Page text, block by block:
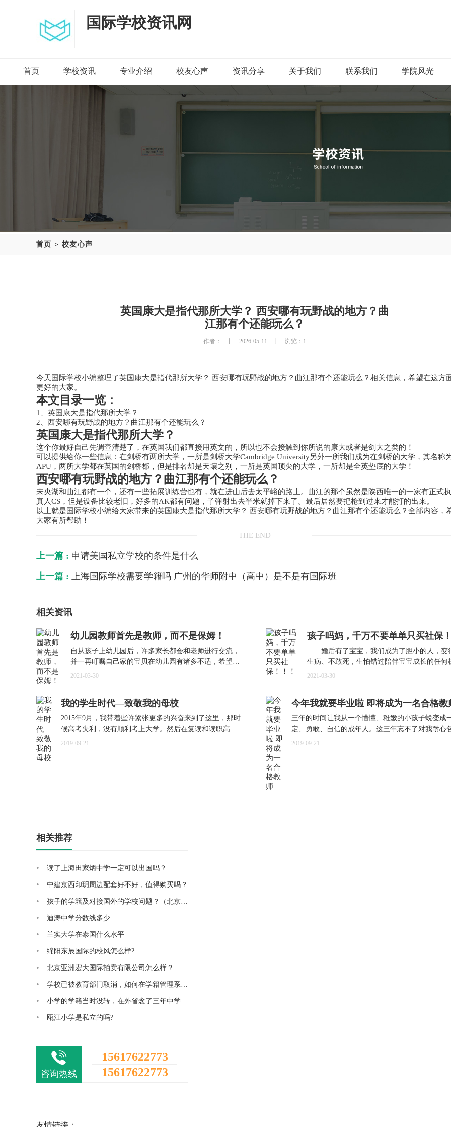
国际学校资讯网
首页 学校资讯 专业介绍 校友心声 资讯分享 关于我们 联系我们 学院风光
首页 >校友心声
英国康大是指代那所大学？ 西安哪有玩野战的地方？曲
江那有个还能玩么？
作者： 2026-05-11 浏览： 1
今天国际学校小编整理了英国康大是指代那所大学？ 西安哪有玩野战的地方？曲江那有个还能玩么？相关信息，希望在这方
更好的大家。
本文目录一览：
1、英国康大是指代那所大学？
2、西安哪有玩野战的地方？曲江那有个还能玩么？
英国康大是指代那所大学？
这个你最好自己先调查清楚了，在英国我们都直接用英文的，所以也不会接触到你所说的康大或者是剑大之类的！
可以提供给你一些信息：在剑桥有两所大学，一所是剑桥大学Cambridge University另外一所我们成为在剑桥的大学，其名称
APU，两所大学都在英国的剑桥郡，但是排名却是天壤之别，一所是英国顶尖的大学，一所却是全英垫底的大学！
西安哪有玩野战的地方？曲江那有个还能玩么？
未央湖和曲江都有一个，还有一些拓展训练营也有，就在进山后去太平峪的路上。曲江的那个虽然是陕西唯一的一家有正式
真人CS，但是设备比较老旧，好多的AK都有问题，子弹射出去半米就掉下来了。最后居然要把枪到过来才能打的出来。
以上就是国际学校小编给大家带来的英国康大是指代那所大学？ 西安哪有玩野战的地方？曲江那有个还能玩么？全部内容，
大家有所帮助！
THE END
上一篇 : 申请美国私立学校的条件是什么
上一篇 : 上海国际学校需要学籍吗 广州的华师附中（高中）是不是有国际班
相关资讯
幼儿园教师首先是教师，而不是保姆！
自从孩子上幼儿园后，许多家长都会和老师进行交流，
并一再叮嘱自己家的宝贝在幼儿园有诸多不适，希望老
师对宝贝多关照一些...
2021-03-30
孩子吗妈，千万不要单单只买社保
婚后有了宝宝，我们成为了胆小的人，变
生病、不敢死，生怕错过陪伴宝宝成长的任何
2021-03-30
我的学生时代—致敬我的母校
2015年9月，我带着些许紧张更多的兴奋来到了这里，那时
候高考失利，没有顺利考上大学。然后在复读和读职高中
痛苦的挣扎和纠结，最后有缘来到了四川师范大学幼师学
2019-09-21
今年我就要毕业啦 即将成为一名合格教
三年的时间让我从一个懵懂、稚嫩的小孩子蜕变成
定、勇敢、自信的成年人。这三年忘不了对我耐心
老师、和我一起学习共同成长的同学们、互相照顾
2019-09-21
相关推荐
读了上海田家炳中学一定可以出国吗？
中建京西印玥周边配套好不好，值得购买吗？
孩子的学籍及对接国外的学校问题？（北京有没有好的国际高中，哪家教学好管理严格？）
迪涛中学分数线多少
兰实大学在泰国什么水平
绵阳东辰国际的校风怎么样?
北京亚洲宏大国际拍卖有限公司怎么样？
学校已被教育部门取消，如何在学籍管理系统中将该学校删除？
小学的学籍当时没转，在外省念了三年中学马上要中考可是学籍怎么没上
瓯江小学是私立的吗?
咨询热线
15617622773
15617622773
友情链接：